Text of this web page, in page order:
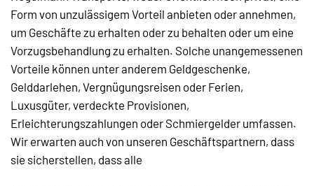
Form von unzulässigem Vorteil anbieten oder annehmen,
um Geschäfte zu erhalten oder zu behalten oder um eine
Vorzugsbehandlung zu erhalten. Solche unangemessenen
Vorteile können unter anderem Geldgeschenke,
Gelddarlehen, Vergnügungsreisen oder Ferien,
Luxusgüter, verdeckte Provisionen,
Erleichterungszahlungen oder Schmiergelder umfassen.
Wir erwarten auch von unseren Geschäftspartnern, dass
sie sicherstellen, dass alle